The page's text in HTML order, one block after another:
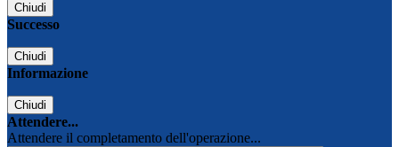
Chiudi
Successo
Chiudi
Informazione
Chiudi
Attendere...
Attendere il completamento dell'operazione...